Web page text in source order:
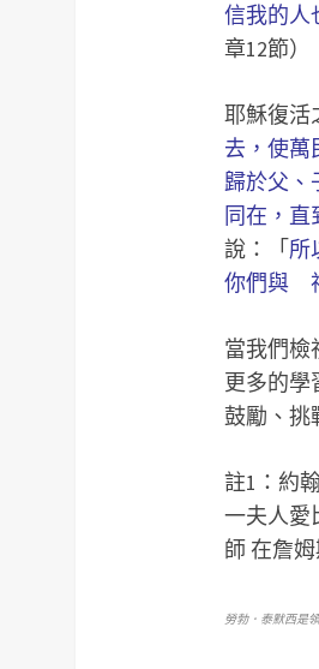
信我的人
章12節）
耶穌復活
去，使萬
歸於父、
同在，直
說：「所
你們與
當我們檢
更多的學
鼓勵、挑
註1：約
一夫人愛
師 在詹
勞勃．泰默西是